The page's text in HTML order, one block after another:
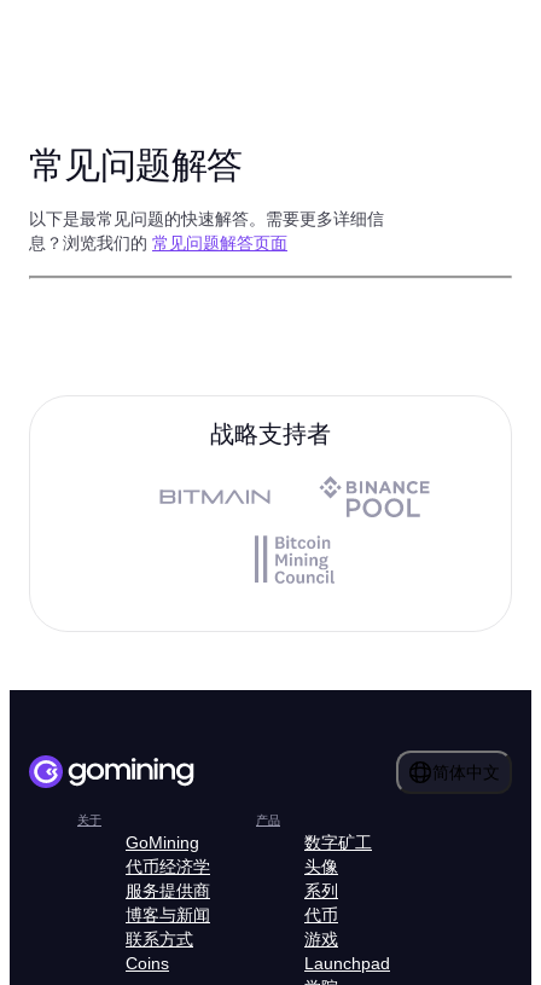
常见问题解答
以下是最常见问题的快速解答。需要更多详细信
息？浏览我们的 常见问题解答页面
战略支持者
简体中文
关于
GoMining
代币经济学
服务提供商
博客与新闻
联系方式
Coins
产品
数字矿工
头像
系列
代币
游戏
Launchpad